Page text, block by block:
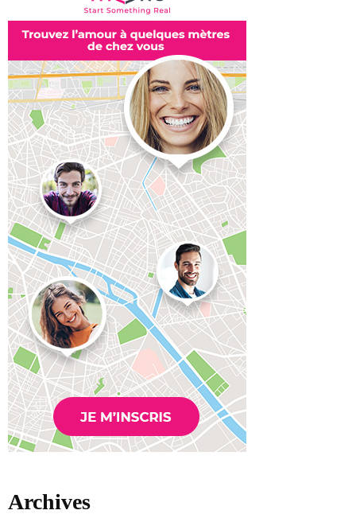
Archives